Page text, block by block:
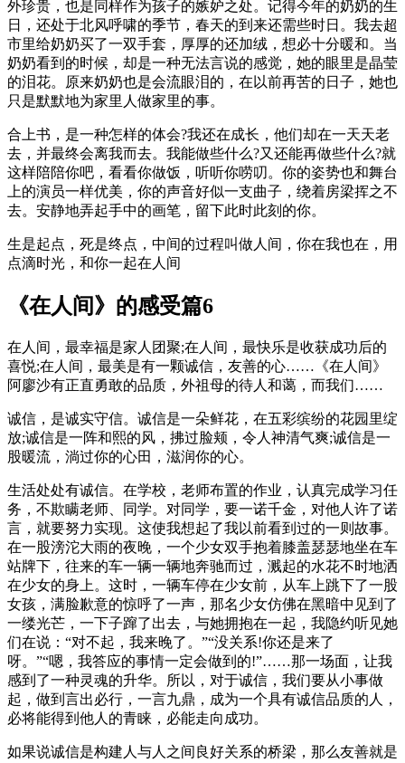
外珍贵，也是同样作为孩子的嫉妒之处。记得今年的奶奶的生
日，还处于北风呼啸的季节，春天的到来还需些时日。我去超
市里给奶奶买了一双手套，厚厚的还加绒，想必十分暖和。当
奶奶看到的时候，却是一种无法言说的感觉，她的眼里是晶莹
的泪花。原来奶奶也是会流眼泪的，在以前再苦的日子，她也
只是默默地为家里人做家里的事。
合上书，是一种怎样的体会?我还在成长，他们却在一天天老
去，并最终会离我而去。我能做些什么?又还能再做些什么?就
这样陪陪你吧，看看你做饭，听听你唠叨。你的姿势也和舞台
上的演员一样优美，你的声音好似一支曲子，绕着房梁挥之不
去。安静地弄起手中的画笔，留下此时此刻的你。
生是起点，死是终点，中间的过程叫做人间，你在我也在，用
点滴时光，和你一起在人间
《在人间》的感受篇6
在人间，最幸福是家人团聚;在人间，最快乐是收获成功后的
喜悦;在人间，最美是有一颗诚信，友善的心……《在人间》
阿廖沙有正直勇敢的品质，外祖母的待人和蔼，而我们……
诚信，是诚实守信。诚信是一朵鲜花，在五彩缤纷的花园里绽
放;诚信是一阵和熙的风，拂过脸颊，令人神清气爽;诚信是一
股暖流，淌过你的心田，滋润你的心。
生活处处有诚信。在学校，老师布置的作业，认真完成学习任
务，不欺瞒老师、同学。对同学，要一诺千金，对他人许了诺
言，就要努力实现。这使我想起了我以前看到过的一则故事。
在一股滂沱大雨的夜晚，一个少女双手抱着膝盖瑟瑟地坐在车
站牌下，往来的车一辆一辆地奔驰而过，溅起的水花不时地洒
在少女的身上。这时，一辆车停在少女前，从车上跳下了一股
女孩，满脸歉意的惊呼了一声，那名少女仿佛在黑暗中见到了
一缕光芒，一下子蹿了出去，与她拥抱在一起，我隐约听见她
们在说：“对不起，我来晚了。”“没关系!你还是来了
呀。”“嗯，我答应的事情一定会做到的!”……那一场面，让我
感到了一种灵魂的升华。所以，对于诚信，我们要从小事做
起，做到言出必行，一言九鼎，成为一个具有诚信品质的人，
必将能得到他人的青睐，必能走向成功。
如果说诚信是构建人与人之间良好关系的桥梁，那么友善就是